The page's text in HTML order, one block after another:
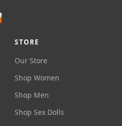
STORE
Our Store
Shop Women
Shop Men
Shop Sex Dolls